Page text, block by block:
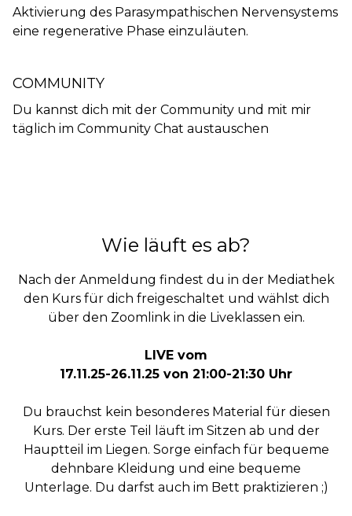
Aktivierung des Parasympathischen Nervensystems
eine regenerative Phase einzuläuten.
COMMUNITY
Du kannst dich mit der Community und mit mir
täglich im Community Chat austauschen
Wie läuft es ab?
Nach der Anmeldung findest du in der Mediathek
den Kurs für dich freigeschaltet und wählst dich
über den Zoomlink in die Liveklassen ein.
LIVE vom
17.11.25-26.11.25 von 21:00-21:30 Uhr
Du brauchst kein besonderes Material für diesen
Kurs. Der erste Teil läuft im Sitzen ab und der
Hauptteil im Liegen. Sorge einfach für bequeme
dehnbare Kleidung und eine bequeme
Unterlage. Du darfst auch im Bett praktizieren ;)